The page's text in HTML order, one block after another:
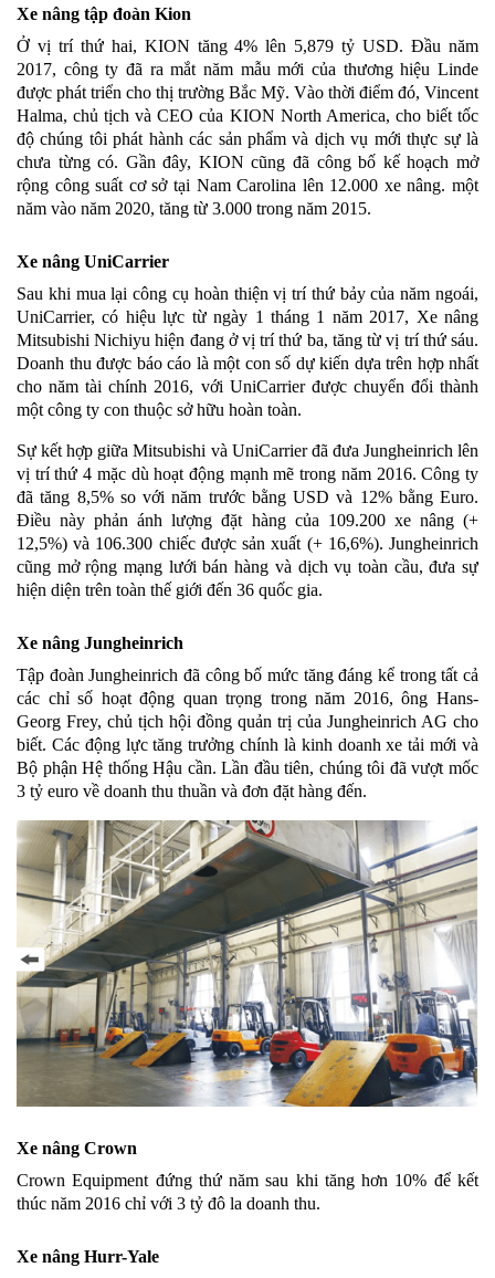
Xe nâng tập đoàn Kion
Ở vị trí thứ hai, KION tăng 4% lên 5,879 tỷ USD. Đầu năm
2017, công ty đã ra mắt năm mẫu mới của thương hiệu Linde
được phát triển cho thị trường Bắc Mỹ. Vào thời điểm đó, Vincent
Halma, chủ tịch và CEO của KION North America, cho biết tốc
độ chúng tôi phát hành các sản phẩm và dịch vụ mới thực sự là
chưa từng có. Gần đây, KION cũng đã công bố kế hoạch mở
rộng công suất cơ sở tại Nam Carolina lên 12.000 xe nâng. một
năm vào năm 2020, tăng từ 3.000 trong năm 2015.
Xe nâng UniCarrier
Sau khi mua lại công cụ hoàn thiện vị trí thứ bảy của năm ngoái,
UniCarrier, có hiệu lực từ ngày 1 tháng 1 năm 2017, Xe nâng
Mitsubishi Nichiyu hiện đang ở vị trí thứ ba, tăng từ vị trí thứ sáu.
Doanh thu được báo cáo là một con số dự kiến ​​dựa trên hợp nhất
cho năm tài chính 2016, với UniCarrier được chuyển đổi thành
một công ty con thuộc sở hữu hoàn toàn.
Sự kết hợp giữa Mitsubishi và UniCarrier đã đưa Jungheinrich lên
vị trí thứ 4 mặc dù hoạt động mạnh mẽ trong năm 2016. Công ty
đã tăng 8,5% so với năm trước bằng USD và 12% bằng Euro.
Điều này phản ánh lượng đặt hàng của 109.200 xe nâng (+
12,5%) và 106.300 chiếc được sản xuất (+ 16,6%). Jungheinrich
cũng mở rộng mạng lưới bán hàng và dịch vụ toàn cầu, đưa sự
hiện diện trên toàn thế giới đến 36 quốc gia.
Xe nâng Jungheinrich
Tập đoàn Jungheinrich đã công bố mức tăng đáng kể trong tất cả
các chỉ số hoạt động quan trọng trong năm 2016, ông Hans-
Georg Frey, chủ tịch hội đồng quản trị của Jungheinrich AG cho
biết. Các động lực tăng trưởng chính là kinh doanh xe tải mới và
Bộ phận Hệ thống Hậu cần. Lần đầu tiên, chúng tôi đã vượt mốc
3 tỷ euro về doanh thu thuần và đơn đặt hàng đến.
Xe nâng Crown
Crown Equipment đứng thứ năm sau khi tăng hơn 10% để kết
thúc năm 2016 chỉ với 3 tỷ đô la doanh thu.
Xe nâng Hurr-Yale